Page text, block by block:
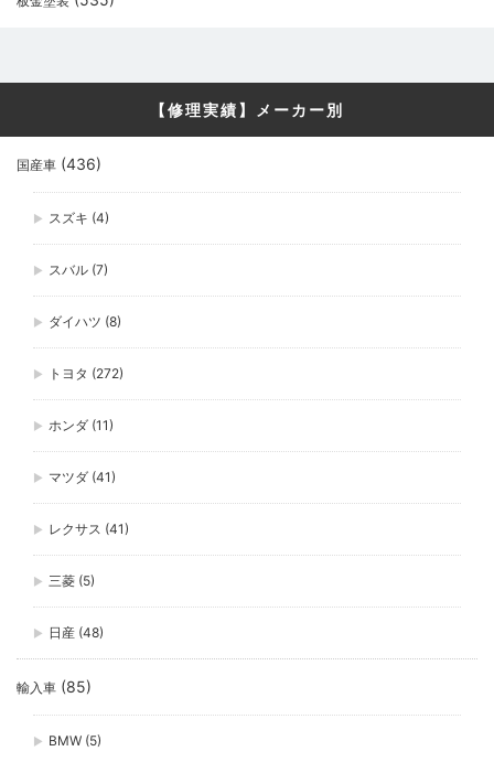
【修理実績】メーカー別
国産車 (436)
スズキ (4)
スバル (7)
ダイハツ (8)
トヨタ (272)
ホンダ (11)
マツダ (41)
レクサス (41)
三菱 (5)
日産 (48)
輸入車 (85)
BMW (5)